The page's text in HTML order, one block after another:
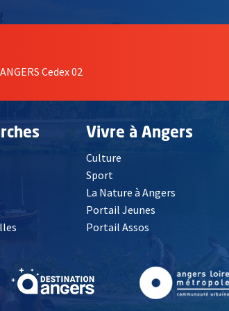
Cedex 02
fenêtre
Vivre à Angers
Culture
Sport
La Nature à Angers
Portail Jeunes
Portail Assos
une nouvelle fenêtre , Ouvre une nouvelle fenêtre